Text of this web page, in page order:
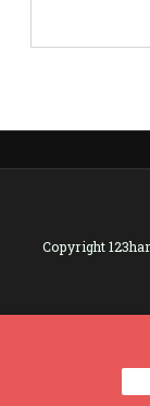
Copyright